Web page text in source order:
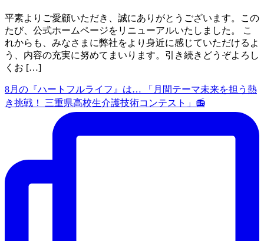
平素よりご愛顧いただき、誠にありがとうございます。この
たび、公式ホームページをリニューアルいたしました。 こ
れからも、みなさまに弊社をより身近に感じていただけるよ
う、内容の充実に努めてまいります。引き続きどうぞよろし
くお […]
8月の『ハートフルライフ』は… 「月間テーマ未来を担う熱
き挑戦！ 三重県高校生介護技術コンテスト」📻